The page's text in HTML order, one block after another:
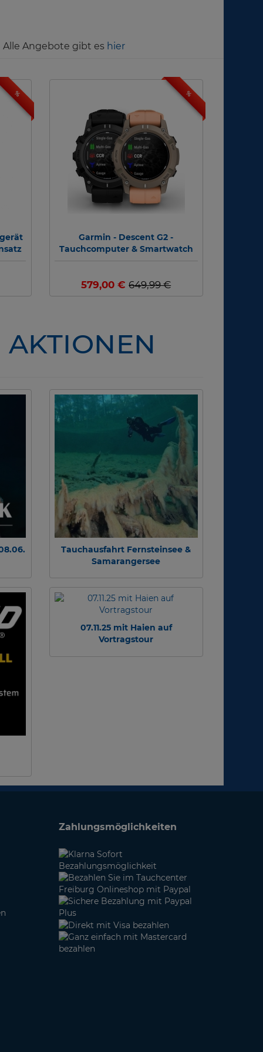
Alle Angebote gibt es hier
% %
Garmin - Descent G2 -
Tauchcomputer & Smartwatch
579,00 €649,99 €
Tauchausfahrt Fernsteinsee &
Samarangersee
07.11.25 mit Haien auf
Vortragstour
Zahlungsmöglichkeiten